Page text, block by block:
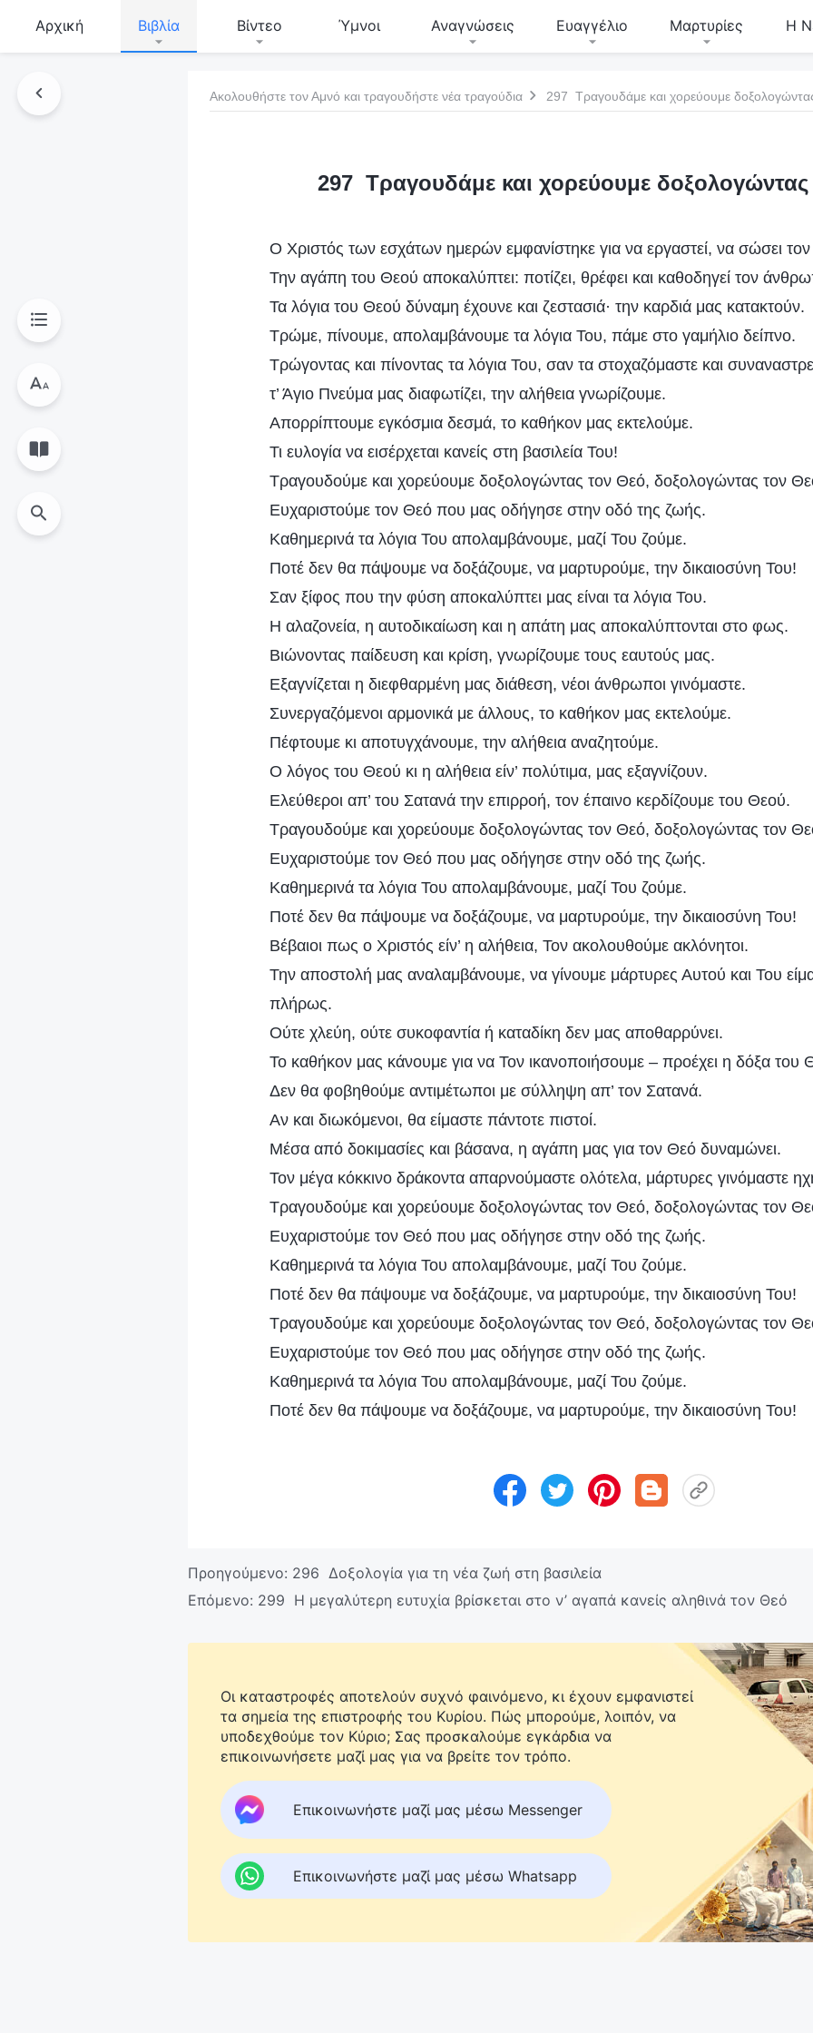
Αρχική Βιβλία Βίντεο Ύμνοι Αναγνώσεις Ευαγγέλιο Μαρτυρίες Η
Ακολουθήστε τον Αμνό και τραγουδήστε νέα τραγούδια 297 Τραγουδάμε και χορεύουμε
297 Τραγουδάμε και χορεύουμε
Ο Χριστός των εσχάτων ημερών εμφανίστηκε για να εργαστεί, να σώσει
Την αγάπη του Θεού αποκαλύπτει: ποτίζει, θρέφει και καθοδηγεί τον
Τα λόγια του Θεού δύναμη έχουνε και ζεστασιά· την καρδιά μας κατακτούν.
Τρώμε, πίνουμε, απολαμβάνουμε τα λόγια Του, πάμε στο γαμήλιο δείπνο.
Τρώγοντας και πίνοντας τα λόγια Του, σαν τα στοχαζόμαστε και
τ’ Άγιο Πνεύμα μας διαφωτίζει, την αλήθεια γνωρίζουμε.
Απορρίπτουμε εγκόσμια δεσμά, το καθήκον μας εκτελούμε.
Τι ευλογία να εισέρχεται κανείς στη βασιλεία Του!
Τραγουδούμε και χορεύουμε δοξολογώντας τον Θεό, δοξολογώντας τον
Ευχαριστούμε τον Θεό που μας οδήγησε στην οδό της ζωής.
Καθημερινά τα λόγια Του απολαμβάνουμε, μαζί Του ζούμε.
Ποτέ δεν θα πάψουμε να δοξάζουμε, να μαρτυρούμε, την δικαιοσύνη Του!
Σαν ξίφος που την φύση αποκαλύπτει μας είναι τα λόγια Του.
Η αλαζονεία, η αυτοδικαίωση και η απάτη μας αποκαλύπτονται στο φως.
Βιώνοντας παίδευση και κρίση, γνωρίζουμε τους εαυτούς μας.
Εξαγνίζεται η διεφθαρμένη μας διάθεση, νέοι άνθρωποι γινόμαστε.
Συνεργαζόμενοι αρμονικά με άλλους, το καθήκον μας εκτελούμε.
Πέφτουμε κι αποτυγχάνουμε, την αλήθεια αναζητούμε.
Ο λόγος του Θεού κι η αλήθεια είν’ πολύτιμα, μας εξαγνίζουν.
Ελεύθεροι απ’ του Σατανά την επιρροή, τον έπαινο κερδίζουμε του Θεού.
Τραγουδούμε και χορεύουμε δοξολογώντας τον Θεό, δοξολογώντας τον
Ευχαριστούμε τον Θεό που μας οδήγησε στην οδό της ζωής.
Καθημερινά τα λόγια Του απολαμβάνουμε, μαζί Του ζούμε.
Ποτέ δεν θα πάψουμε να δοξάζουμε, να μαρτυρούμε, την δικαιοσύνη Του!
Βέβαιοι πως ο Χριστός είν’ η αλήθεια, Τον ακολουθούμε ακλόνητοι.
Την αποστολή μας αναλαμβάνουμε, να γίνουμε μάρτυρες Αυτού και Του
πλήρως.
Ούτε χλεύη, ούτε συκοφαντία ή καταδίκη δεν μας αποθαρρύνει.
Το καθήκον μας κάνουμε για να Τον ικανοποιήσουμε – προέχει η δόξα του
Δεν θα φοβηθούμε αντιμέτωποι με σύλληψη απ’ τον Σατανά.
Αν και διωκόμενοι, θα είμαστε πάντοτε πιστοί.
Μέσα από δοκιμασίες και βάσανα, η αγάπη μας για τον Θεό δυναμώνει.
Τον μέγα κόκκινο δράκοντα απαρνούμαστε ολότελα, μάρτυρες γινόμαστε
Τραγουδούμε και χορεύουμε δοξολογώντας τον Θεό, δοξολογώντας τον
Ευχαριστούμε τον Θεό που μας οδήγησε στην οδό της ζωής.
Καθημερινά τα λόγια Του απολαμβάνουμε, μαζί Του ζούμε.
Ποτέ δεν θα πάψουμε να δοξάζουμε, να μαρτυρούμε, την δικαιοσύνη Του!
Τραγουδούμε και χορεύουμε δοξολογώντας τον Θεό, δοξολογώντας τον
Ευχαριστούμε τον Θεό που μας οδήγησε στην οδό της ζωής.
Καθημερινά τα λόγια Του απολαμβάνουμε, μαζί Του ζούμε.
Ποτέ δεν θα πάψουμε να δοξάζουμε, να μαρτυρούμε, την δικαιοσύνη Του!
Προηγούμενο: 296 Δοξολογία για τη νέα ζωή στη βασιλεία
Επόμενο: 299 Η μεγαλύτερη ευτυχία βρίσκεται στο ν’ αγαπά κανείς αληθινά τον Θεό
Οι καταστροφές αποτελούν συχνό φαινόμενο, κι έχουν εμφανιστεί
τα σημεία της επιστροφής του Κυρίου. Πώς μπορούμε, λοιπόν, να
υποδεχθούμε τον Κύριο; Σας προσκαλούμε εγκάρδια να
επικοινωνήσετε μαζί μας για να βρείτε τον τρόπο.
Επικοινωνήστε μαζί μας μέσω Messenger
Επικοινωνήστε μαζί μας μέσω Whatsapp